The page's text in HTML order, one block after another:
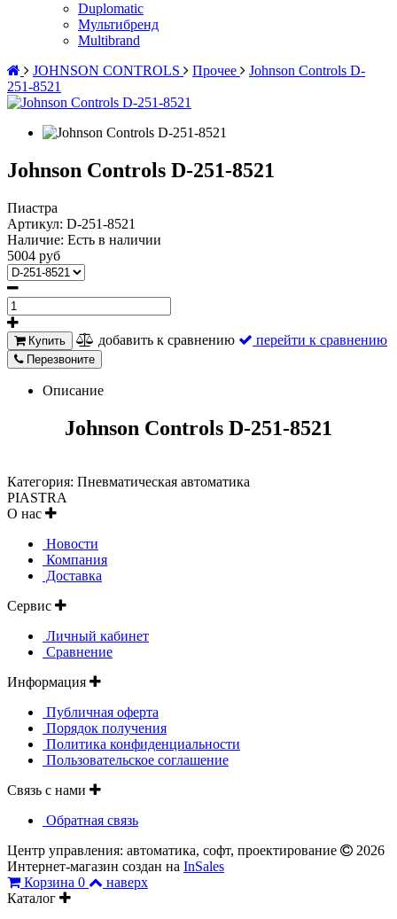
Duplomatic
Мультибренд
Multibrand
JOHNSON CONTROLS
Прочее
Johnson Controls D-
251-8521
Johnson Controls D-251-8521
Пиастра
Артикул: D-251-8521
Наличие: Есть в наличии
5004 руб
Купить добавить к сравнению перейти к сравнению
Перезвоните
Описание
Johnson Controls D-251-8521
Категория: Пневматическая автоматика
PIASTRA
О нас
Новости
Компания
Доставка
Сервис
Личный кабинет
Сравнение
Информация
Публичная оферта
Порядок получения
Политика конфиденциальности
Пользовательское соглашение
Связь с нами
Обратная связь
Центр управления: автоматика, софт, проектирование
2026
Интернет-магазин создан на InSales
Корзина 0
наверх
Каталог